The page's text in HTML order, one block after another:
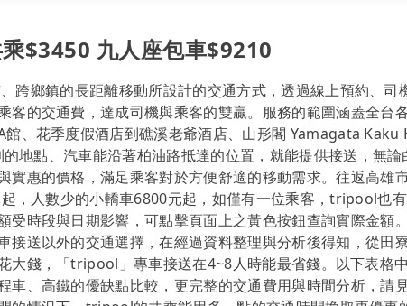
$3450 九人座包車$9210
跨鄉鎮的長距離移動所設計的交通方式，透過線上預約、司
客的交通費，達成司機與乘客的雙贏。服務的範圍涵蓋全台
館、花季度假酒店到礁溪老爺酒店、山形閣 Yamagata
地點、汽車能沿著柏油路抵達的位置，就能提供接送，無論
實惠的價格，滿足乘客對於方便舒適的移動需求。往返高雄
，人數少的小轎車6800元起，如僅有一位乘客，tripool也
受時段與日期影響，可點擊頁面上之黃色按鈕查詢實際金額。
接送以外的交通選擇，在經過資料整理與分析後得知，從田
大錢，「tripool」專車接送在4~8人時能最省錢。以下表格
車、高鐵的優缺點比較，更完整的交通費用與時間分析，請